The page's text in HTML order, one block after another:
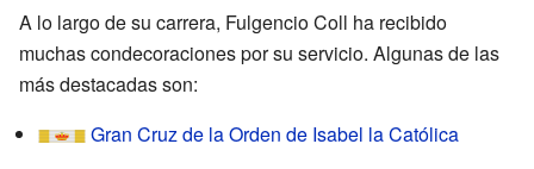
A lo largo de su carrera, Fulgencio Coll ha recibido
muchas condecoraciones por su servicio. Algunas de las
más destacadas son:
Gran Cruz de la Orden de Isabel la Católica